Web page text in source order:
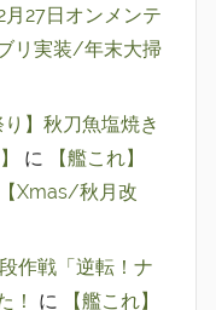
月27日オンメンテ
リ実装/年末大掃
】秋刀魚塩焼き
に
【艦これ】
Xmas/秋月改
作戦「逆転！ナ
！
に 【艦これ】